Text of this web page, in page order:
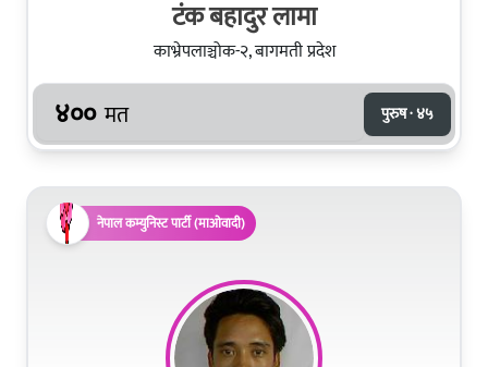
टंक बहादुर लामा
काभ्रेपलाञ्चोक-२, बागमती प्रदेश
४०० मत पुरुष · ४५
नेपाल कम्युनिस्ट पार्टी (माओवादी)